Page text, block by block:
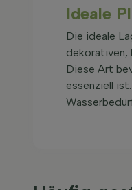
Ideale
Die ideale
dekorativen,
Diese Art
essenziell